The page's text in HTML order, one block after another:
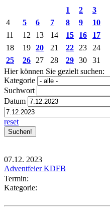
1
2
3
4
5 6 7 8 9
10
11
12 13 14 15 16
17
18
19 20 21 22 23
24
25
26 27 28 29 30
31
Hier können Sie gezielt suchen:
Kategorie
Suchwort
Datum
reset
07.12. 2023
Adventfeier KDFB
Termin:
Kategorie: